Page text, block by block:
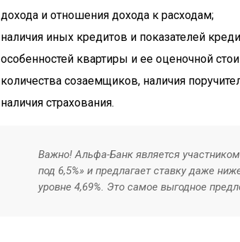
дохода и отношения дохода к расходам;
наличия иных кредитов и показателей
особенностей квартиры и ее оценочной
количества созаемщиков, наличия
наличия страхования.
Важно! Альфа-Банк является
под 6,5%» и предлагает ставку даже
уровне 4,69%. Это самое выгодное